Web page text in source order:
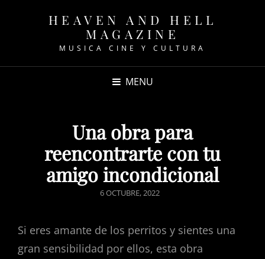
HEAVEN AND HELL
MAGAZINE
MUSICA CINE Y CULTURA
MENU
Una obra para
reencontrarte con tu
amigo incondicional
POSTED
6 OCTUBRE, 2022
Si eres amante de los perritos y sientes una
gran sensibilidad por ellos, esta obra